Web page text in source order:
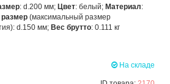
: d.200 мм; Цвет: белый; Материал:
(максимальный размер
d.150 мм; Вес брутто: 0.111 кг
На складе